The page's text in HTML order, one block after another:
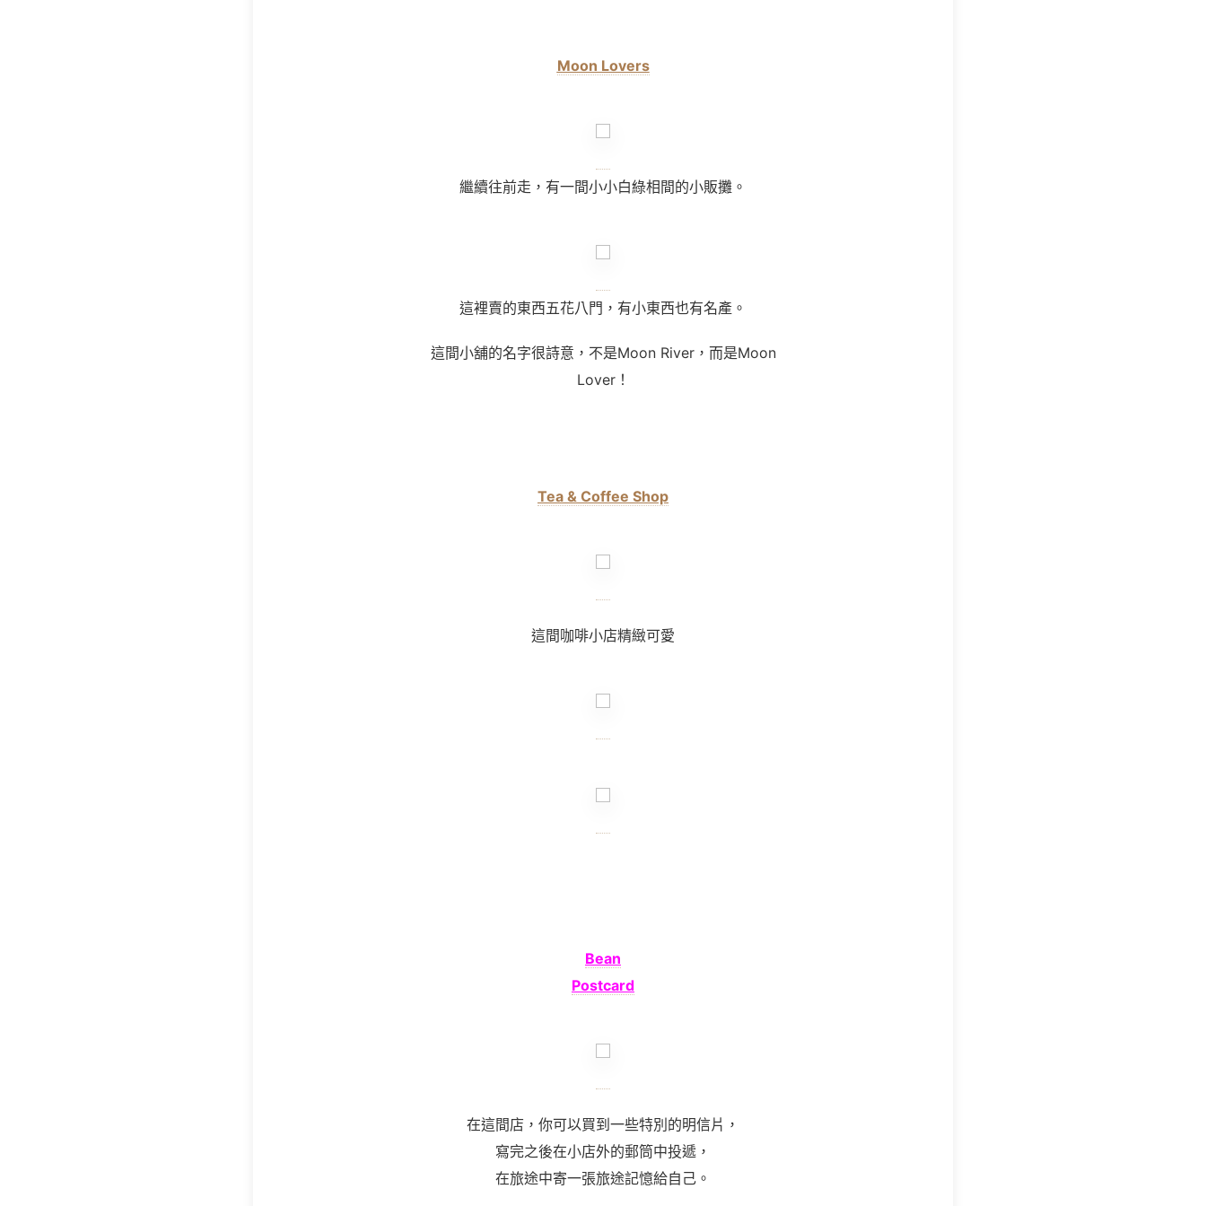
Moon Lovers
繼續往前走，有一間小小白綠相間的小販攤。
這裡賣的東西五花八門，有小東西也有名產。
這間小舖的名字很詩意，不是Moon River，而是Moon
Lover！
Tea & Coffee Shop
這間咖啡小店精緻可愛
Bean
Postcard
在這間店，你可以買到一些特別的明信片，
寫完之後在小店外的郵筒中投遞，
在旅途中寄一張旅途記憶給自己。